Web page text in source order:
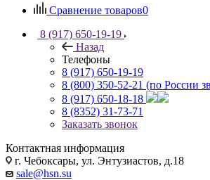
Сравнение товаров0
8 (917) 650-19-19
Назад
Телефоны
8 (917) 650-19-19
8 (800) 350-52-21 (по России
8 (917) 650-18-18
8 (8352) 31-73-71
Заказать звонок
Контактная информация
г. Чебоксары, ул. Энтузиастов, д.18
sale@hsn.su